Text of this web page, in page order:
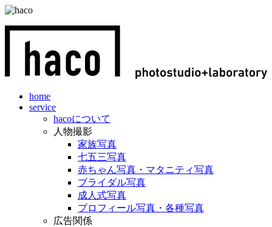
home
service
hacoについて
人物撮影
家族写真
七五三写真
赤ちゃん写真・マタニティ写真
ブライダル写真
成人式写真
プロフィール写真・各種写真
広告関係